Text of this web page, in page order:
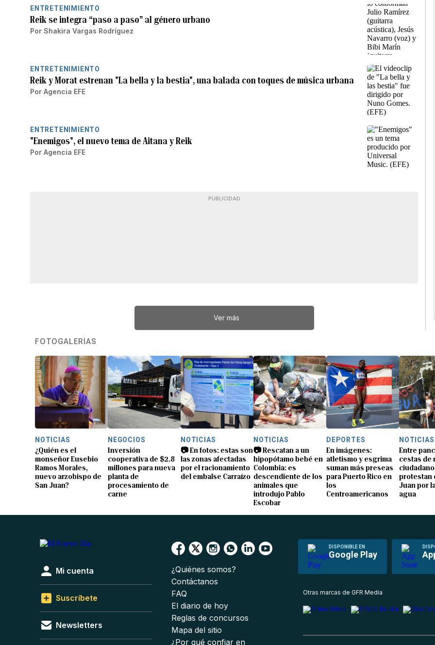
ENTRETENIMIENTO
Reik se integra “paso a paso” al género urbano
Por Shakira Vargas Rodríguez
ENTRETENIMIENTO
Reik y Morat estrenan "La bella y la bestia", una balada con toques de música urbana
Por Agencia EFE
ENTRETENIMIENTO
"Enemigos", el nuevo tema de Aitana y Reik
Por Agencia EFE
PUBLICIDAD
Ver más
FOTOGALERÍAS
NOTICIAS
¿Quién es el
monseñor Eusebio
Ramos Morales,
nuevo arzobispo de
San Juan?
NEGOCIOS
Inversión
cooperativa de $2.8
millones para nueva
planta de
procesamiento de
carne
NOTICIAS
📷 En fotos: estas son
las zonas afectadas
por el racionamiento
del embalse Carraízo
NOTICIAS
📷 Rescatan a un
hipopótamo bebé en
Colombia: es
descendiente de los
animales que
introdujo Pablo
Escobar
DEPORTES
En imágenes:
atletismo y esgrima
suman más preseas
para Puerto Rico en
los
Centroamericanos
NOTICIAS
Entre
cestas de
protestan
Juan por
agua
DISPONIBLE EN
Google Play
Mi cuenta
Suscríbete
Newsletters
¿Quiénes somos?
Contáctanos
FAQ
El diario de hoy
Reglas de concursos
Mapa del sitio
¿Por qué confiar en
Otras marcas de GFR Media